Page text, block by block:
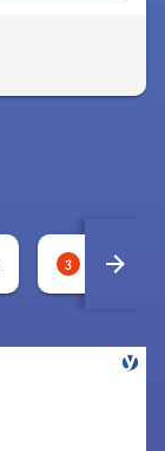
3 legera